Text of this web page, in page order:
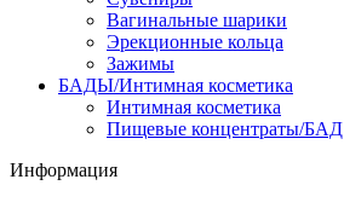
Вагинальные шарики
Эрекционные кольца
Зажимы
БАДЫ/Интимная косметика
Интимная косметика
Пищевые концентраты/БАД
Информация